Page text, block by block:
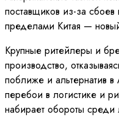
поставщиков из-за
пределами Китая —
Крупные ритейлеры и
производство,
поближе и альтернатив
перебои в логистике и
набирает обороты